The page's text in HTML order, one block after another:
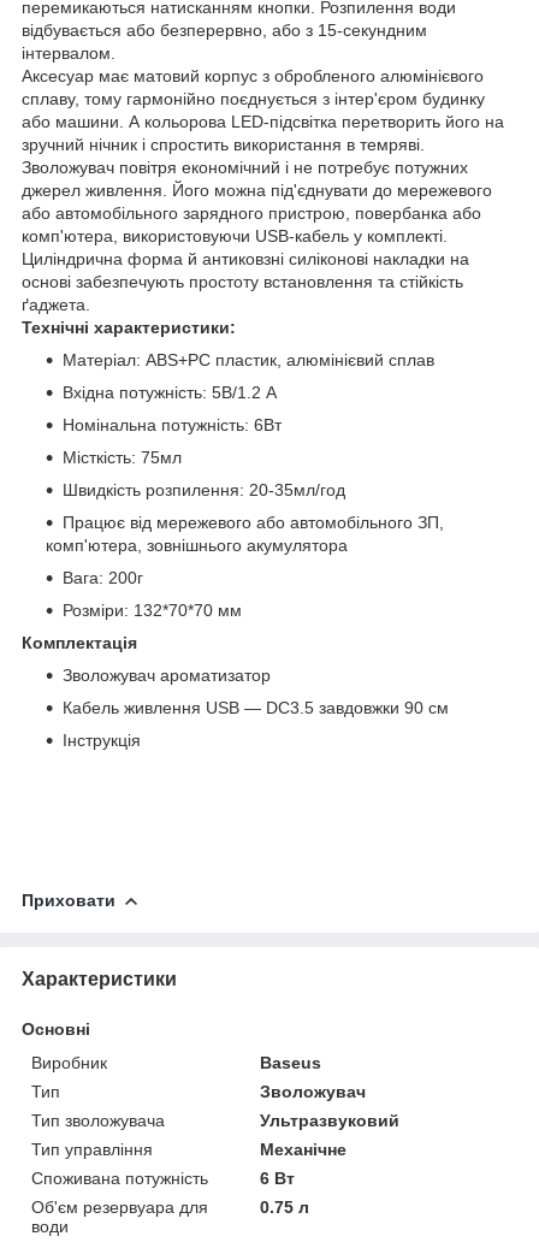
перемикаються натисканням кнопки. Розпилення води
відбувається або безперервно, або з 15-секундним
інтервалом.
Аксесуар має матовий корпус з обробленого алюмінієвого
сплаву, тому гармонійно поєднується з інтер'єром будинку
або машини. А кольорова LED-підсвітка перетворить його на
зручний нічник і спростить використання в темряві.
Зволожувач повітря економічний і не потребує потужних
джерел живлення. Його можна під'єднувати до мережевого
або автомобільного зарядного пристрою, повербанка або
комп'ютера, використовуючи USB-кабель у комплекті.
Циліндрична форма й антиковзні силіконові накладки на
основі забезпечують простоту встановлення та стійкість
ґаджета.
Технічні характеристики:
Матеріал: ABS+PC пластик, алюмінієвий сплав
Вхідна потужність: 5В/1.2 А
Номінальна потужність: 6Вт
Місткість: 75мл
Швидкість розпилення: 20-35мл/год
Працює від мережевого або автомобільного ЗП,
комп'ютера, зовнішнього акумулятора
Вага: 200г
Розміри: 132*70*70 мм
Комплектація
Зволожувач ароматизатор
Кабель живлення USB — DC3.5 завдовжки 90 см
Інструкція
Приховати
Характеристики
Основні
Виробник
Baseus
Тип
Зволожувач
Тип зволожувача
Ультразвуковий
Тип управління
Механічне
Споживана потужність
6 Вт
Об'єм резервуара для
води
0.75 л